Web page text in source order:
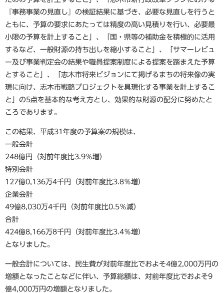
『事務事業の見直し』の検証結果に基づき、必要な見直しを行うと
ともに、予算の要求にあたっては精度の高い見積りを行い、必要最
小限の予算を計上すること」、「国・県等の補助金を積極的に活用
するなど、一般財源の持ち出しを縮小すること」、「サマーレビュ
ー及び事業判定会の結果や職員提案制度による提案を踏まえた予算
とすること」、「志木市将来ビジョンにて掲げるまちの将来像の実
現に向け、志木市戦略プロジェクトを具現化する事業を計上するこ
と」の5点を基本的な考え方とし、効果的な財源の配分に努めたと
ころであります。
この結果、平成31年度の予算案の規模は、
一般会計
248億円（対前年度比3.9％増）
特別会計
127億0,136万4千円（対前年度比3.8％増）
企業会計
49億8,030万4千円（対前年度比0.5％減）
合計
424億8,166万8千円（対前年度比3.4％増）
となりました。
一般会計については、民生費が対前年度比でおよそ4億2,000万円の
増額となったことなどに伴い、予算総額は、対前年度比でおよそ9
億4,000万円の増額となりました。